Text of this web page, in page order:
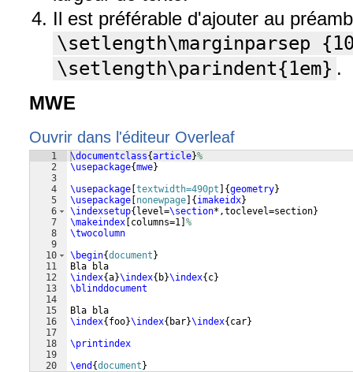
Il est préférable d'ajouter au
\setlength\marginparsep
\setlength\parindent{1em} .
MWE
Ouvrir dans l'éditeur Overleaf
1
2
3
4
5
6
7
8
9
10
11
12
13
14
15
16
17
18
19
20
\documentclass{article}%
\usepackage{mwe}
\usepackage textwidth=490pt {geometry}
\usepackage nonewpage { imakeidx}
\indexsetup{ level=\section*,toclevel=section}
\makeindex columns=1 %
\twocolumn
\begin{document }
Bla bla
\index{a}\index{ b}\index{ c}
\blinddocument
Bla bla
\index{ foo}\index{ bar}\index{ car}
\printindex
\end {document }